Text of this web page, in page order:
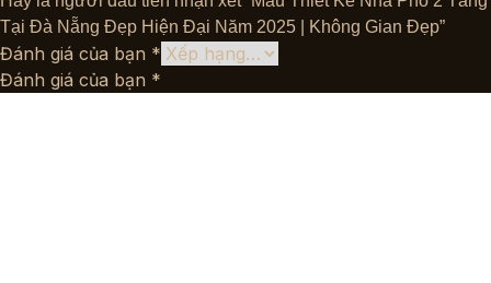
Tại Đà Nẵng Đẹp Hiện Đại Năm 2025 | Không Gian Đẹp”
Đánh giá của bạn *
Đánh giá của bạn *